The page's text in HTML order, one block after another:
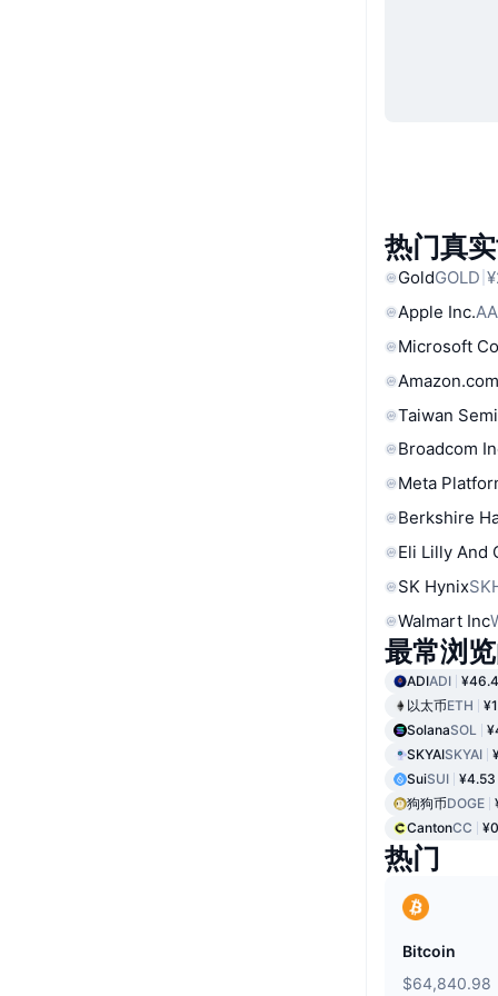
热门真
GoldGOLD
Apple Inc.
Microsoft
Taiwan
Broadcom
Meta
Berkshire
Eli Lilly And
SK Hynix
Walmart Inc
最常浏
ADIADI
以太币ETH
SolanaSOL
SKYAISKYAI
SuiSUI ¥4.53
狗狗币DOGE
CantonCC
热门
Bitcoin
$64,840.98